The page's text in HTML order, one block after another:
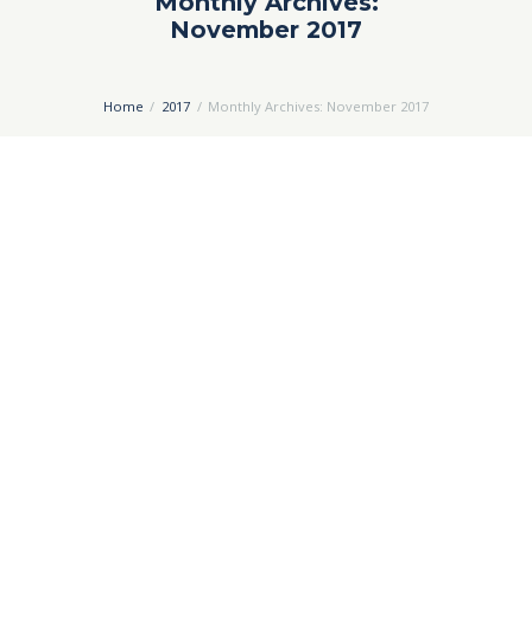
November 2017
Home 2017 Monthly Archives: November 2017